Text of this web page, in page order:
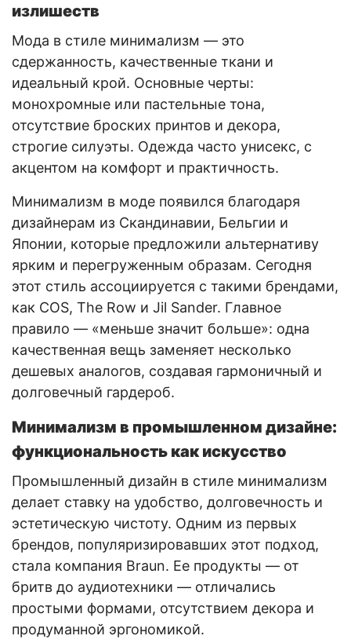
излишеств
Мода в стиле минимализм — это
сдержанность, качественные ткани и
идеальный крой. Основные черты:
монохромные или пастельные тона,
отсутствие броских принтов и декора,
строгие силуэты. Одежда часто унисекс, с
акцентом на комфорт и практичность.
Минимализм в моде появился благодаря
дизайнерам из Скандинавии, Бельгии и
Японии, которые предложили альтернативу
ярким и перегруженным образам. Сегодня
этот стиль ассоциируется с такими брендами,
как COS, The Row и Jil Sander. Главное
правило — «меньше значит больше»: одна
качественная вещь заменяет несколько
дешевых аналогов, создавая гармоничный и
долговечный гардероб.
Минимализм в промышленном дизайне:
функциональность как искусство
Промышленный дизайн в стиле минимализм
делает ставку на удобство, долговечность и
эстетическую чистоту. Одним из первых
брендов, популяризировавших этот подход,
стала компания Braun. Ее продукты — от
бритв до аудиотехники — отличались
простыми формами, отсутствием декора и
продуманной эргономикой.